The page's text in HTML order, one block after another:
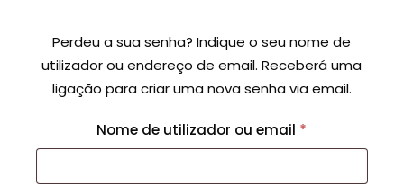
Perdeu a sua senha? Indique o seu nome de
utilizador ou endereço de email. Receberá uma
ligação para criar uma nova senha via email.
Nome de utilizador ou email *